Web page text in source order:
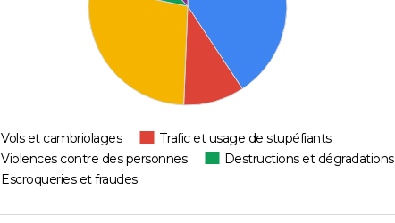
Vols et cambriolages
Trafic et usage de stupéfiants
Violences contre des personnes
Destructions et dégradations
Escroqueries et fraudes